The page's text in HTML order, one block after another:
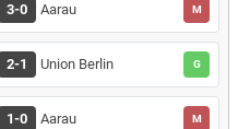
3-0 Aarau M
2-1 Union Berlin G
1-0 Aarau M